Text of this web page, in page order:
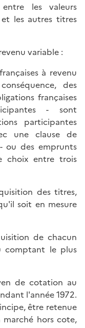
les valeurs
les autres titres
variable :
à revenu
des
françaises
- sont
participantes
une clause de
ou des emprunts
choix entre trois
des titres,
soit en mesure
de chacun
comptant le plus
de cotation au
l'année 1972.
être retenue
hors cote,